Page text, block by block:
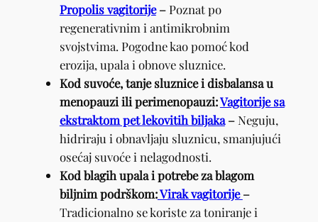
Propolis vagitorije–Poznat po
regenerativnim i antimikrobnim
svojstvima. Pogodne kao pomoć kod
erozija, upala i obnove sluznice.
Kod suvoće, tanje sluznice i disbalansa u
menopauzi ili perimenopauzi:Vagitorije sa
ekstraktom pet lekovitih biljaka–Neguju,
hidriraju i obnavljaju sluznicu, smanjujući
osećaj suvoće i nelagodnosti.
Kod blagih upala i potrebe za blagom
biljnim podrškom:Virak vagitorije–
Tradicionalno se koriste za toniranje i